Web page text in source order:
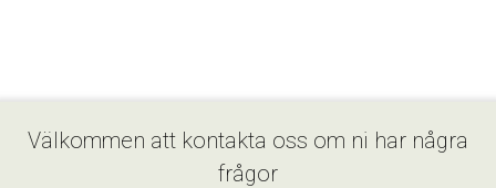
Välkommen att kontakta oss om ni har några
frågor